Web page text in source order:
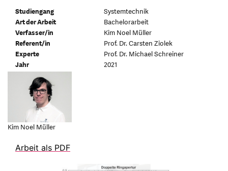
Studiengang
Systemtechnik
Art der Arbeit
Bachelorarbeit
Verfasser/in
Kim Noel Müller
Referent/in
Prof. Dr. Carsten Ziolek
Experte
Prof. Dr. Michael Schreiner
Jahr
2021
Kim Noel Müller
Arbeit als PDF